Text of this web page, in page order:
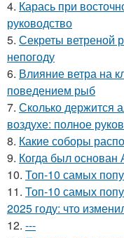
4. Карась при
руководство
5. Секреты ветреной
непогоду
6. Влияние ветра на
поведением рыб
7. Сколько держится
воздухе: полное
8. Какие соборы
9. Когда был основан
10. Топ-10 самых
11. Топ-10 самых
2025 году: что
12. ---